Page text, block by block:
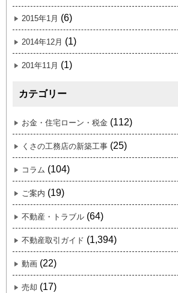
2015年1月 (6)
2014年12月 (1)
201年11月 (1)
カテゴリー
お金・住宅ローン・税金 (112)
くさの工務店の新築工事 (25)
コラム (104)
ご案内 (19)
不動産・トラブル (64)
不動産取引ガイド (1,394)
動画 (22)
売却 (17)